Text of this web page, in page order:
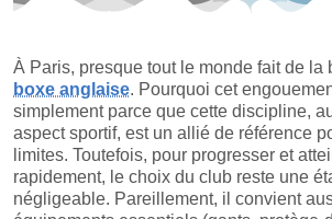
À Paris, presque tout le monde fait de la
boxe anglaise. Pourquoi cet
simplement parce que cette discipline,
aspect sportif, est un allié de référence
limites. Toutefois, pour progresser et
rapidement, le choix du club reste une
négligeable. Pareillement, il convient